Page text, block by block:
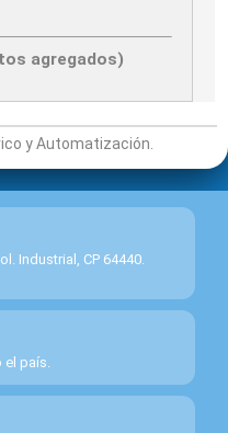
agregados)
y Automatización.
Industrial, CP 64440.
país.